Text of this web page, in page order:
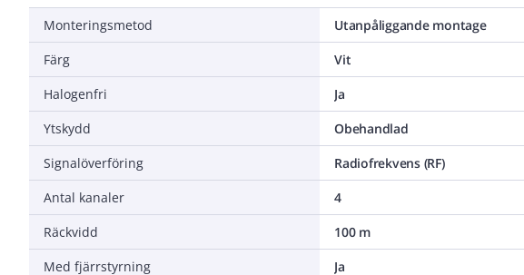
Monteringsmetod
Utanpåliggande montage
Färg
Vit
Halogenfri
Ja
Ytskydd
Obehandlad
Signalöverföring
Radiofrekvens (RF)
Antal kanaler
4
Räckvidd
100 m
Med fjärrstyrning
Ja